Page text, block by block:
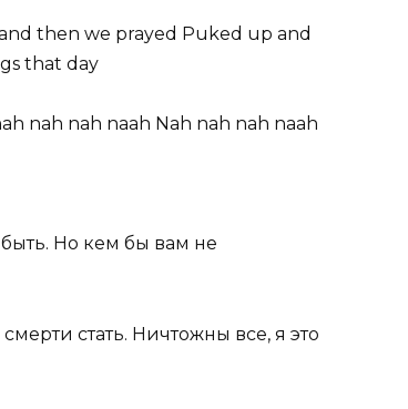
then we prayed Puked up and
that day
nah nah naah Nah nah nah naah
Но кем бы вам не
стать. Ничтожны все, я это